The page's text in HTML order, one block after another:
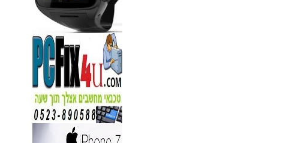
נגן DVD קורא DIVX עם USB
מבית PIONEER
החל מ- 349 ₪
מידע נוסף
מברשות איפור מיקצועי למאפרים
349
₪
מידע נוסף
מעגל ריסים חשמלי